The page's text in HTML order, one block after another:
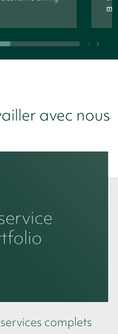
avec nous
complets